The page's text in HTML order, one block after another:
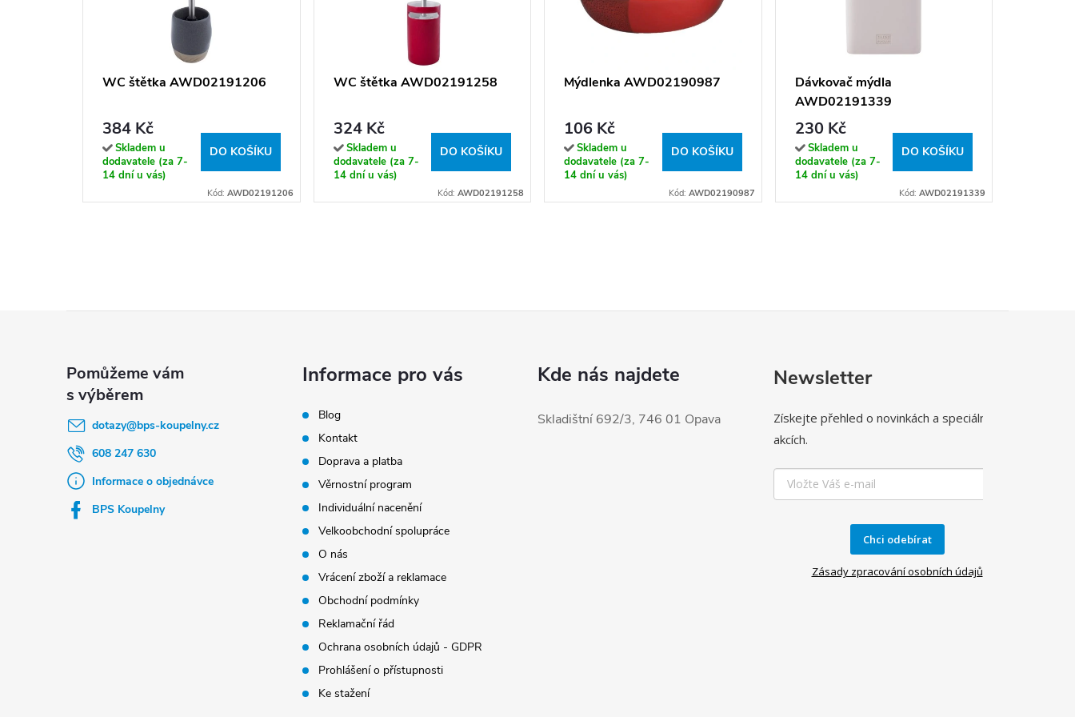
WC štětka AWD02191206
384 Kč
Skladem u
dodavatele (za 7-
14 dní u vás)
DO KOŠÍKU
Kód: AWD02191206
WC štětka AWD02191258
324 Kč
Skladem u
dodavatele (za 7-
14 dní u vás)
DO KOŠÍKU
Kód: AWD02191258
Mýdlenka AWD02190987
106 Kč
Skladem u
dodavatele (za 7-
14 dní u vás)
DO KOŠÍKU
Kód: AWD02190987
Dávkovač mýdla
AWD02191339
230 Kč
Skladem u
dodavatele (za 7-
14 dní u vás)
DO KOŠÍKU
Kód: AWD02191339
dotazy@bps-koupelny.cz
608 247 630
Informace o objednávce
BPS Koupelny
Informace pro vás
Blog
Kontakt
Doprava a platba
Věrnostní program
Individuální nacenění
Velkoobchodní spolupráce
O nás
Vrácení zboží a reklamace
Obchodní podmínky
Reklamační řád
Ochrana osobních údajů - GDPR
Prohlášení o přístupnosti
Ke stažení
Kde nás najdete
Skladištní 692/3, 746 01 Opava
Newsletter
Získejte přehled o novinkách a speciálních
akcích.
Chci odebírat
Zásady zpracování osobních údajů